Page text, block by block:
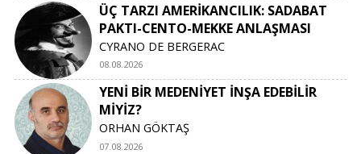
ÜÇ TARZI AMERİKANCILIK: SADABAT
PAKTI-CENTO-MEKKE ANLAŞMASI
CYRANO DE BERGERAC
08.08.2026
YENİ BİR MEDENİYET İNŞA EDEBİLİR
MİYİZ?
ORHAN GÖKTAŞ
07.08.2026